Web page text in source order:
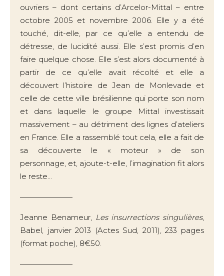
ouvriers – dont certains d’Arcelor-Mittal – entre
octobre 2005 et novembre 2006. Elle y a été
touché, dit-elle, par ce qu’elle a entendu de
détresse, de lucidité aussi. Elle s’est promis d’en
faire quelque chose. Elle s’est alors documenté à
partir de ce qu’elle avait récolté et elle a
découvert l’histoire de Jean de Monlevade et
celle de cette ville brésilienne qui porte son nom
et dans laquelle le groupe Mittal investissait
massivement – au détriment des lignes d’ateliers
en France. Elle a rassemblé tout cela, elle a fait de
sa découverte le « moteur » de son
personnage, et, ajoute-t-elle, l’imagination fit alors
le reste...
———————
Jeanne Benameur, Les insurrections singulières,
Babel, janvier 2013 (Actes Sud, 2011), 233 pages
(format poche), 8€50.
———————